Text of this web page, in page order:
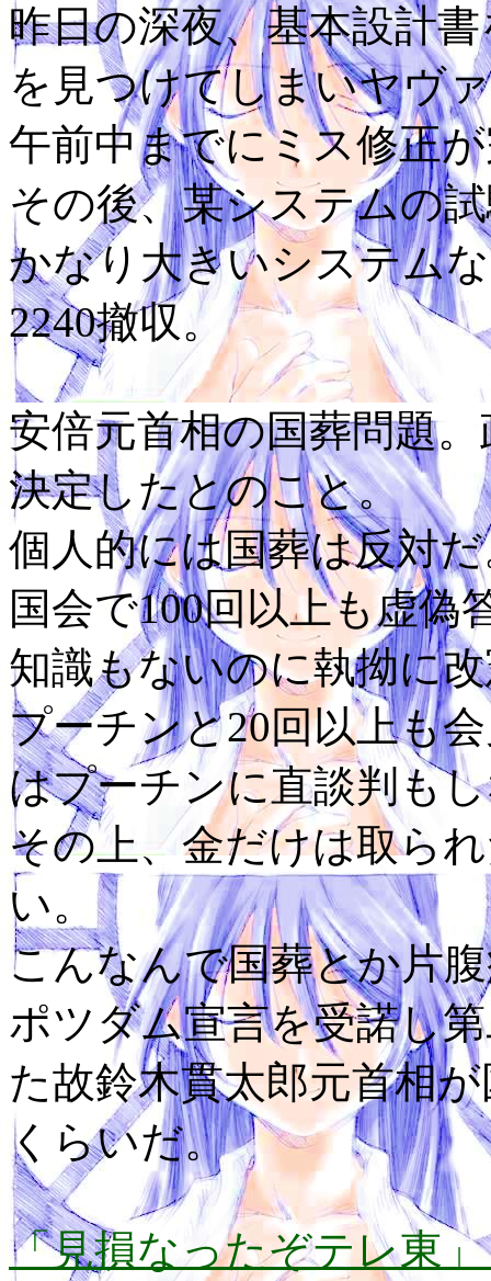
昨日の深夜、基本設計
を見つけてしまいヤヴ
午前中までにミス修正
その後、某システムの
かなり大きいシステム
2240撤収。
安倍元首相の国葬問題
決定したとのこと。
個人的には国葬は反対
国会で100回以上も虚偽
知識もないのに執拗に
プーチンと20回以上も
はプーチンに直談判も
その上、金だけは取ら
い。
こんなんで国葬とか片
ポツダム宣言を受諾し
た故鈴木貫太郎元首相
くらいだ。
「見損なったぞテレ東